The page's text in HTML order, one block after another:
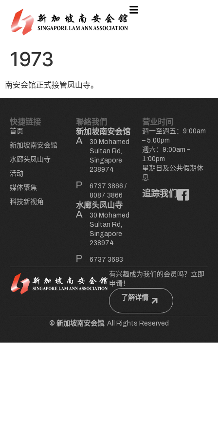
1973
南安会馆正式接管凤山寺。
快捷链接
首页
新加坡南安会馆
水廊头凤山寺
活动
媒体聚焦
科技新视角
聯絡我們
新加坡南安会馆
30 Mohamed
Sultan Rd,
Singapore
238974
6737 3866 /
8087 3866
水廊头凤山寺
30 Mohamed
Sultan Rd,
Singapore
238974
6737 3683
营业时间
週一至週五：9:00am
– 5:00pm
週六：9:00am –
1:00pm
星期日及公共假期休
息
追踪我们
有兴趣成为我们的会员吗？立即
申请！
了解详情
© 新加坡南安会馆 . All Rights Reserved